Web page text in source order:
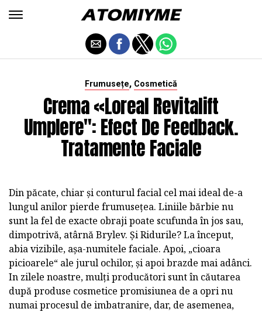
Frumusețe, Cosmetică
Crema «Loreal Revitalift
Umplere": Efect De Feedback.
Tratamente Faciale
Din păcate, chiar și conturul facial cel mai ideal de-a
lungul anilor pierde frumusețea. Liniile bărbie nu
sunt la fel de exacte obraji poate scufunda în jos sau,
dimpotrivă, atârnă Brylev. Și Ridurile? La început,
abia vizibile, așa-numitele faciale. Apoi, „cioara
picioarele“ ale jurul ochilor, și apoi brazde mai adânci.
In zilele noastre, mulți producători sunt în căutarea
după produse cosmetice promisiunea de a opri nu
numai procesul de imbatranire, dar, de asemenea,